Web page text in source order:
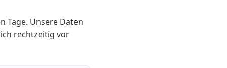
Tage. Unsere Daten
rechtzeitig vor